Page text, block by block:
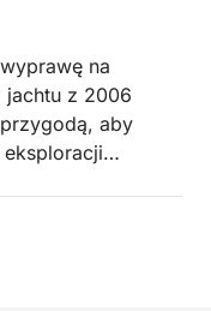
na
jachtu z 2006
aby
i